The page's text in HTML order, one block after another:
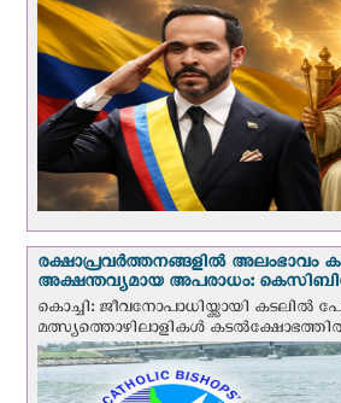
രക്ഷാപ്രവര്‍ത്തനങ്ങളില്‍ അലംഭാവം
അക്ഷന്തവ്യമായ അപരാധം:
കൊച്ചി: ജീവനോപാധിയ്ക്കായി കടലില്‍
മത്സ്യത്തൊഴിലാളികള്‍